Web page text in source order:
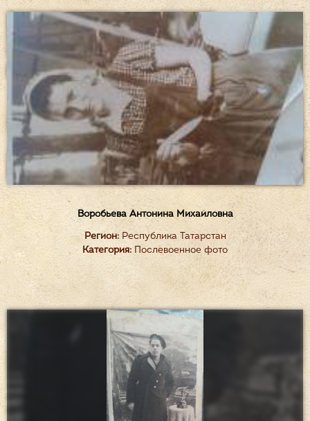
Воробьева Антонина Михайловна
Регион:Республика Татарстан
Категория:Послевоенное фото